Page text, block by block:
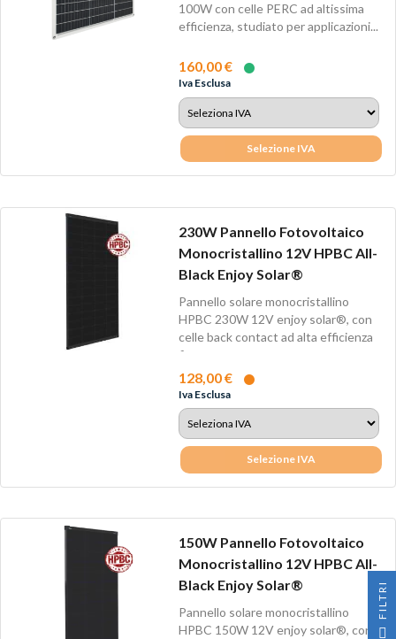
100W con celle PERC ad altissima
efficienza, studiato per applicazioni...
160,00 €
Iva Esclusa
Selezione IVA
230W Pannello Fotovoltaico
Monocristallino 12V HPBC All-
Black Enjoy Solar®
Pannello solare monocristallino
HPBC 230W 12V enjoy solar®, con
celle back contact ad alta efficienza
fino...
128,00 €
Iva Esclusa
Selezione IVA
150W Pannello Fotovoltaico
Monocristallino 12V HPBC All-
Black Enjoy Solar®
Pannello solare monocristallino
HPBC 150W 12V enjoy solar®, con
I